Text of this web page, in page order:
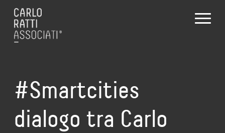
#Smartcities
dialogo tra Carlo